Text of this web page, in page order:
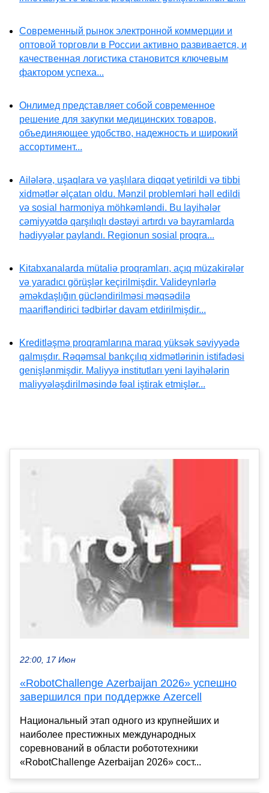
Современный рынок электронной коммерции и
оптовой торговли в России активно развивается, и
качественная логистика становится ключевым
фактором успеха...
Онлимед представляет собой современное
решение для закупки медицинских товаров,
объединяющее удобство, надежность и широкий
ассортимент...
Ailələrə, uşaqlara və yaşlılara diqqət yetirildi və tibbi
xidmətlər əlçatan oldu. Mənzil problemləri həll edildi
və sosial harmoniya möhkəmləndi. Bu layihələr
cəmiyyətdə qarşılıqlı dəstəyi artırdı və bayramlarda
hədiyyələr paylandı. Regionun sosial proqra...
Kitabxanalarda mütaliə proqramları, açıq müzakirələr
və yaradıcı görüşlər keçirilmişdir. Valideynlərlə
əməkdaşlığın gücləndirilməsi məqsədilə
maarifləndirici tədbirlər davam etdirilmişdir...
Kreditləşmə proqramlarına maraq yüksək səviyyədə
qalmışdır. Rəqəmsal bankçılıq xidmətlərinin istifadəsi
genişlənmişdir. Maliyyə institutları yeni layihələrin
maliyyələşdirilməsində fəal iştirak etmişlər...
22:00, 17 Июн
«RobotChallenge Azerbaijan 2026» успешно
завершился при поддержке Azercell
Национальный этап одного из крупнейших и
наиболее престижных международных
соревнований в области робототехники
«RobotChallenge Azerbaijan 2026» сост...